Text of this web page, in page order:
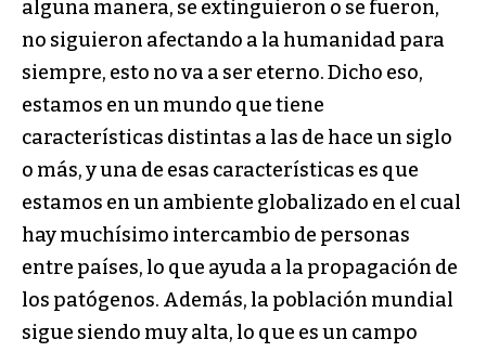
alguna manera, se extinguieron o se fueron,
no siguieron afectando a la humanidad para
siempre, esto no va a ser eterno. Dicho eso,
estamos en un mundo que tiene
características distintas a las de hace un siglo
o más, y una de esas características es que
estamos en un ambiente globalizado en el cual
hay muchísimo intercambio de personas
entre países, lo que ayuda a la propagación de
los patógenos. Además, la población mundial
sigue siendo muy alta, lo que es un campo